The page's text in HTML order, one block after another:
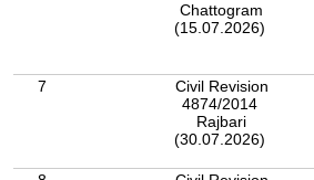
Chattogram
(15.07.2026)
7
Civil Revision
4874/2014
Rajbari
(30.07.2026)